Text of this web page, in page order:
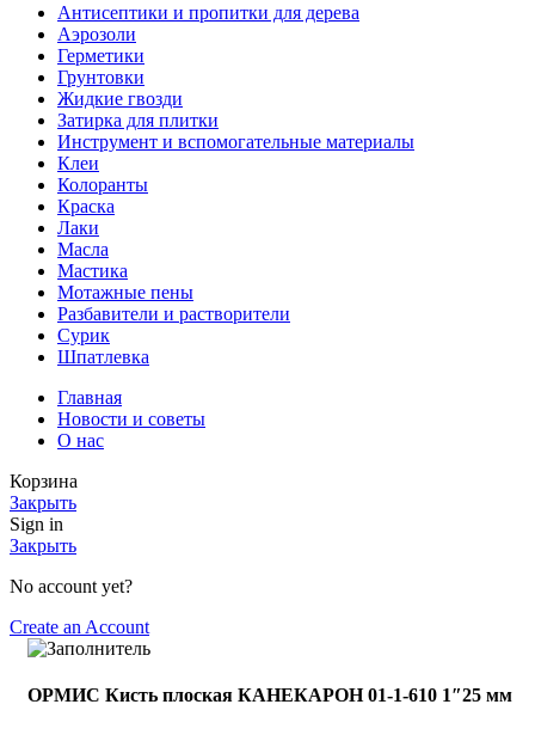
Антисептики и пропитки для дерева
Аэрозоли
Герметики
Грунтовки
Жидкие гвозди
Затирка для плитки
Инструмент и вспомогательные материалы
Клеи
Колоранты
Краска
Лаки
Масла
Мастика
Мотажные пены
Разбавители и растворители
Сурик
Шпатлевка
Главная
Новости и советы
О нас
Корзина
Закрыть
Sign in
Закрыть
No account yet?
Create an Account
ОРМИС Кисть плоская КАНЕКАРОН 01-1-610 1″25 мм